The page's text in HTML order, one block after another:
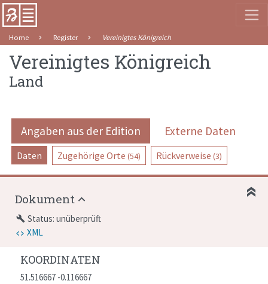
Home Register Vereinigtes Königreich
Vereinigtes Königreich
Land
Angaben aus der Edition Externe Daten
Daten Zugehörige Orte (54) Rückverweise (3)
KOORDINATEN
51.516667 -0.116667
Dokument
build Status: unüberprüft
XML